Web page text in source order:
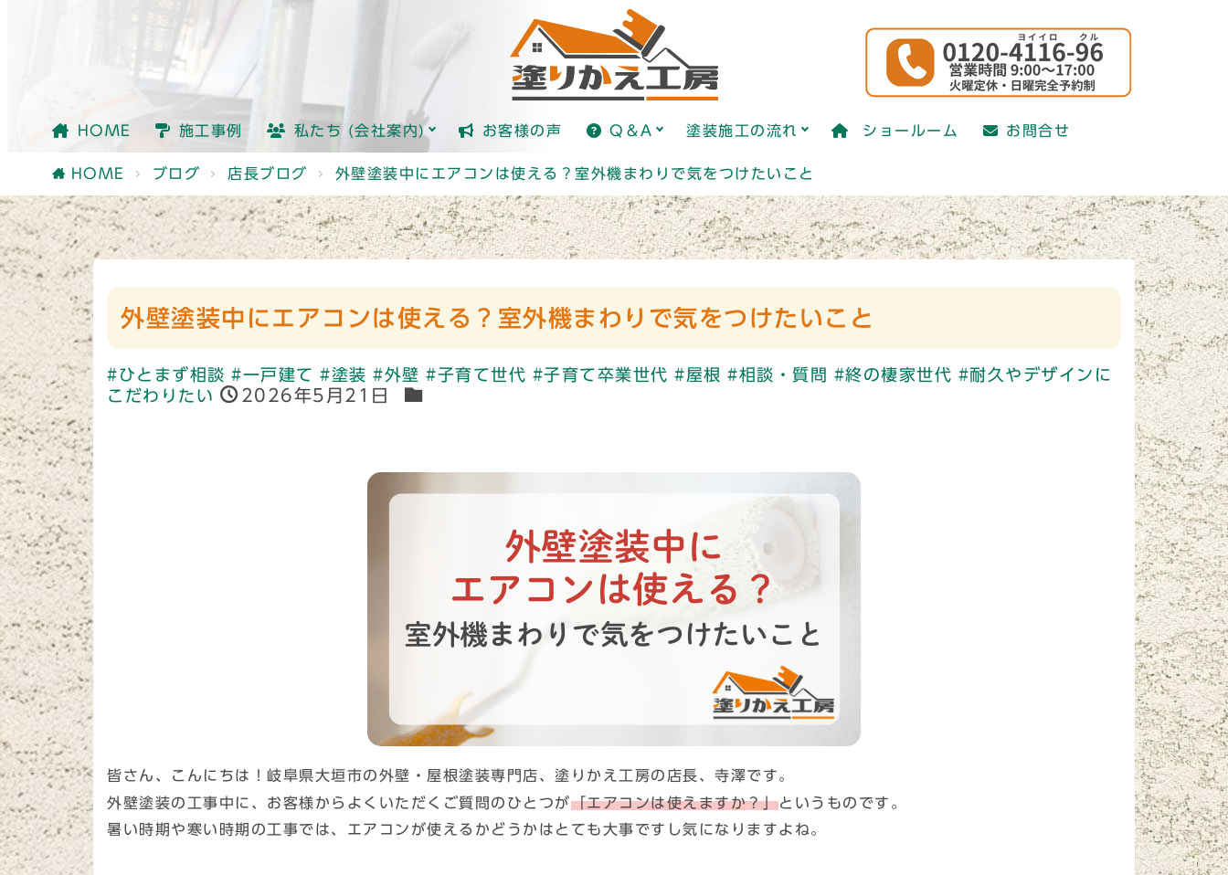
HOME 施工事例 私たち (会社案内)
他社との違い
社員紹介
会社情報
お客様の声 Q＆A
全国標準価格ガイド(日本塗りかえ研究会)
塗装施工の流れ
塗装とは？
ショールーム お問合せ
HOME ブログ 店長ブログ 外壁塗装中にエアコンは使える？室外機まわりで気をつけたいこと
外壁塗装中にエアコンは使える？室外機まわりで気をつけたいこと
#ひとまず相談 #一戸建て #塗装 #外壁 #子育て世代 #子育て卒業世代 #屋根 #相談・質問 #終の棲家世代 #耐久やデザインに
こだわりたい
2026年5月21日
皆さん、こんにちは！岐阜県大垣市の外壁・屋根塗装専門店、塗りかえ工房の店長、寺澤です。
外壁塗装の工事中に、お客様からよくいただくご質問のひとつが「エアコンは使えますか？」というものです。
暑い時期や寒い時期の工事では、エアコンが使えるかどうかはとても大事ですし気になりますよね。
全国標準価格ガイド(日本塗りかえ研究会)